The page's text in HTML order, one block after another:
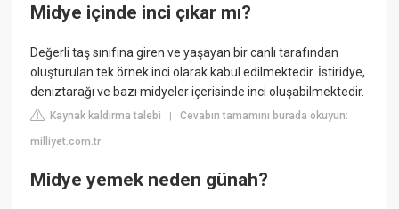
Midye içinde inci çıkar mı?
Değerli taş sınıfına giren ve yaşayan bir canlı tarafından
oluşturulan tek örnek inci olarak kabul edilmektedir. İstiridye,
deniztarağı ve bazı midyeler içerisinde inci oluşabilmektedir.
Kaynak kaldırma talebi |Cevabın tamamını burada okuyun:
milliyet.com.tr
Midye yemek neden günah?